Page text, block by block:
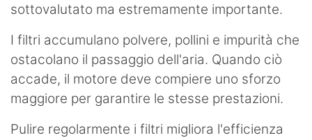
sottovalutato ma estremamente importante.
I filtri accumulano polvere, pollini e impurità che
ostacolano il passaggio dell'aria. Quando ciò
accade, il motore deve compiere uno sforzo
maggiore per garantire le stesse prestazioni.
Pulire regolarmente i filtri migliora l'efficienza